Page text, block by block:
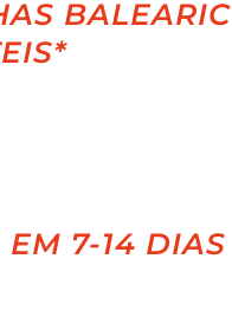
BALEARIC
EM 7-14 DIAS